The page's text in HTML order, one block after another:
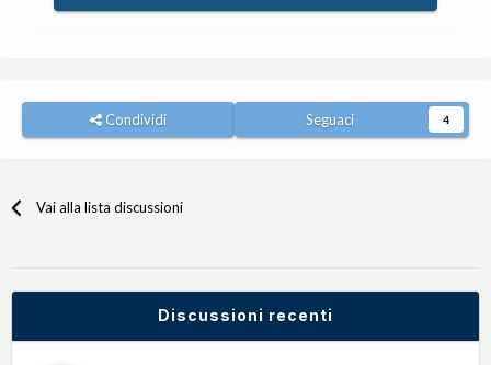
Condividi Seguaci 4
Vai alla lista discussioni
Discussioni recenti